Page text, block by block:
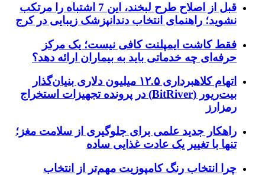
قبل از اصلاح طرح لبخند، این 7 اشتباه را مرتکب
نشوید؛ راهنمای انتخاب دندانپزشک زیبایی در کرج
فقط کاشت ایمپلنت کافی نیست؛ یک مرکز
حرفه‌ای چه خدماتی باید به بیماران ارائه دهد؟
اتهام کلاهبرداری ۱۲.۵ میلیون دلاری بنیان‌گذار
بیت‌ریور (BitRiver) در پرونده تجهیزات استخراج
رمزارز
راهکار جدید علمی برای جلوگیری از سلامت مغز؛
تنها با تغییر یک عادت غذایی ساده
چرا انتخاب رنگ کامپوزیت مهم‌تر از انتخاب